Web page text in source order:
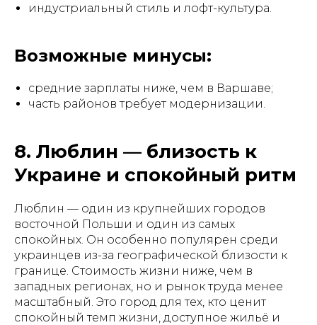
индустриальный стиль и лофт-культура.
Возможные минусы:
средние зарплаты ниже, чем в Варшаве;
часть районов требует модернизации.
8. Люблин — близость к
Украине и спокойный ритм
Люблин — один из крупнейших городов
восточной Польши и один из самых
спокойных. Он особенно популярен среди
украинцев из-за географической близости к
границе. Стоимость жизни ниже, чем в
западных регионах, но и рынок труда менее
масштабный. Это город для тех, кто ценит
спокойный темп жизни, доступное жильё и